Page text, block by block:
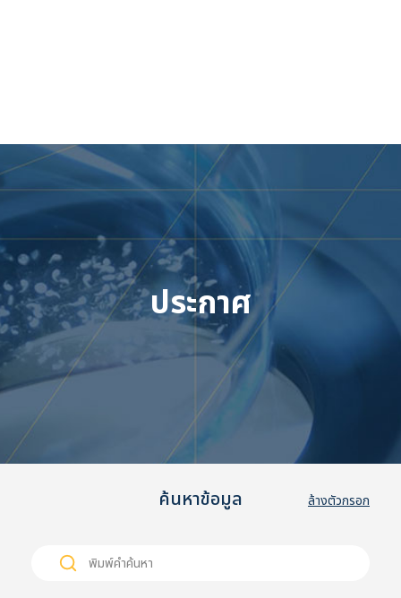
เข้าสู่ระบบ
ประกาศ
ค้นหาข้อมูล ล้างตัวกรอก
Search
Search